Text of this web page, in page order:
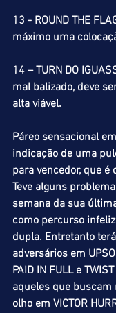
13 - ROUND THE
máximo uma
14 – TURN DO
mal balizado, deve
alta viável.
Páreo sensacional
indicação de uma
para vencedor, que é
Teve alguns
semana da sua
como percurso
dupla. Entretanto
adversários em
PAID IN FULL e
aqueles que buscam
olho em VICTOR